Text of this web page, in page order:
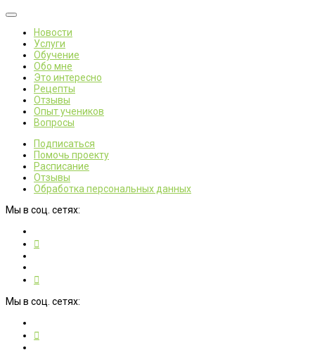
Новости
Услуги
Обучение
Обо мне
Это интересно
Рецепты
Отзывы
Опыт учеников
Вопросы
Подписаться
Помочь проекту
Расписание
Отзывы
Обработка персональных данных
Мы в соц. сетях:
Мы в соц. сетях: